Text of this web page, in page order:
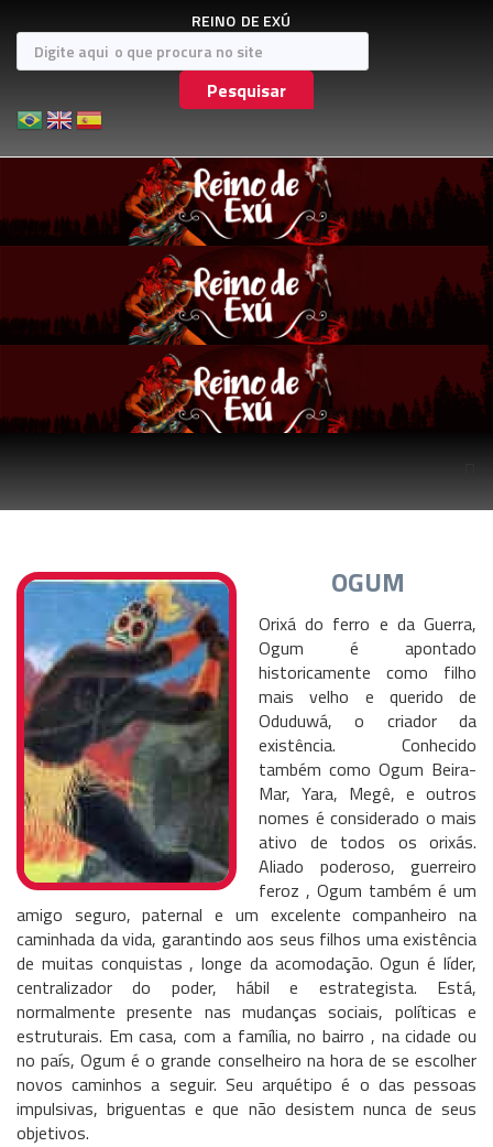
REINO DE EXÚ
Pesquisar
OGUM
Orixá do ferro e da Guerra,
Ogum é apontado
historicamente como filho
mais velho e querido de
Oduduwá, o criador da
existência. Conhecido
também como Ogum Beira-
Mar, Yara, Megê, e outros
nomes é considerado o mais
ativo de todos os orixás.
Aliado poderoso, guerreiro
feroz , Ogum também é um
amigo seguro, paternal e um excelente companheiro na
caminhada da vida, garantindo aos seus filhos uma existência
de muitas conquistas , longe da acomodação. Ogun é líder,
centralizador do poder, hábil e estrategista. Está,
normalmente presente nas mudanças sociais, políticas e
estruturais. Em casa, com a família, no bairro , na cidade ou
no país, Ogum é o grande conselheiro na hora de se escolher
novos caminhos a seguir. Seu arquétipo é o das pessoas
impulsivas, briguentas e que não desistem nunca de seus
objetivos.